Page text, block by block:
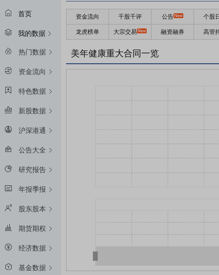
首页
我的数据
热门数据
资金流向
特色数据
新股数据
沪深港通
公告大全
研究报告
年报季报
股东股本
期货期权
经济数据
基金数据
资金流向 千股千评 公告 个股
龙虎榜单 大宗交易 融资融券 高管
美年健康重大合同一览